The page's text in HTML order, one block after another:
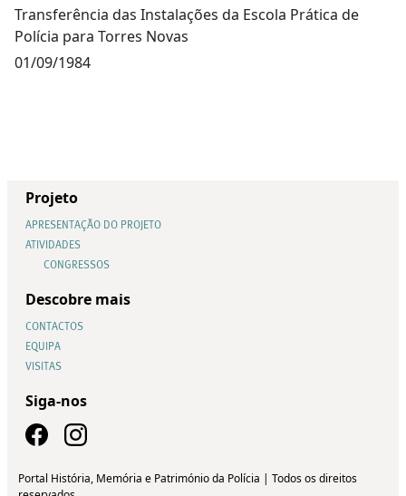
Transferência das Instalações da Escola Prática de
Polícia para Torres Novas
01/09/1984
Projeto
APRESENTAÇÃO DO PROJETO
ATIVIDADES
CONGRESSOS
Descobre mais
CONTACTOS
EQUIPA
VISITAS
Siga-nos
Portal História, Memória e Património da Polícia | Todos os direitos